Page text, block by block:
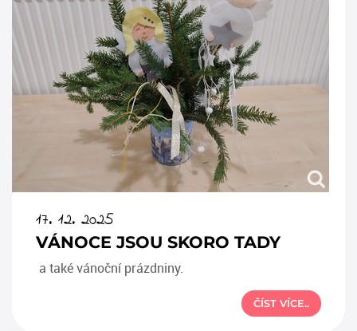
17. 12. 2025
VÁNOCE JSOU SKORO TADY
a také vánoční prázdniny.
ČÍST VÍCE..